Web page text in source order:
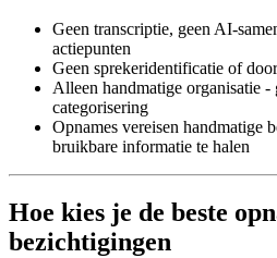
Geen transcriptie, geen AI-
actiepunten
Geen sprekeridentificatie of
Alleen handmatige organisatie
categorisering
Opnames vereisen handmatige
bruikbare informatie te halen
Hoe kies je de beste
bezichtigingen